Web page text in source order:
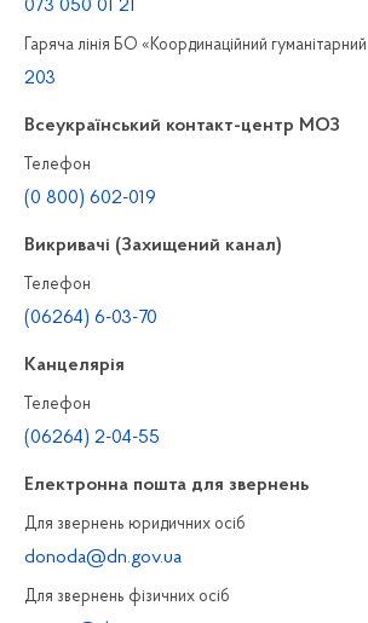
073 050 01 21
Гаряча лінія БО «Координаційний
203
Всеукраїнський контакт-центр МОЗ
Телефон
(0 800) 602-019
Викривачі (Захищений канал)
Телефон
(06264) 6-03-70
Канцелярiя
Телефон
(06264) 2-04-55
Електронна пошта для звернень
Для звернень юридичних осiб
donoda@dn.gov.ua
Для звернень фізичних осiб